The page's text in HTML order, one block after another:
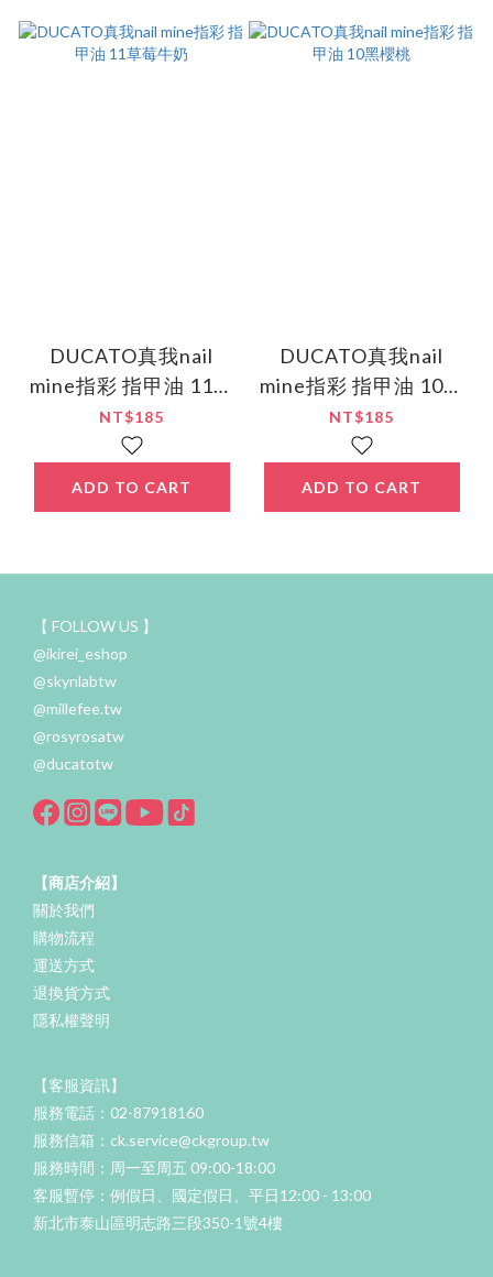
DUCATO真我nail
mine指彩 指甲油 11草
莓牛奶
NT$185
ADD TO CART
DUCATO真我nail
mine指彩 指甲油 10黑
櫻桃
NT$185
ADD TO CART
【 FOLLOW US 】
@ikirei_eshop
@skynlabtw
@millefee.tw
@rosyrosatw
@ducatotw
【商店介紹】
關於我們
購物流程
運送方式
退換貨方式
隱私權聲明
【客服資訊】
服務電話：02-87918160
服務信箱：ck.service@ckgroup.tw
服務時間：周一至周五 09:00-18:00
客服暫停：例假日、國定假日、平日12:00 - 13:00
新北市泰山區明志路三段350-1號4樓